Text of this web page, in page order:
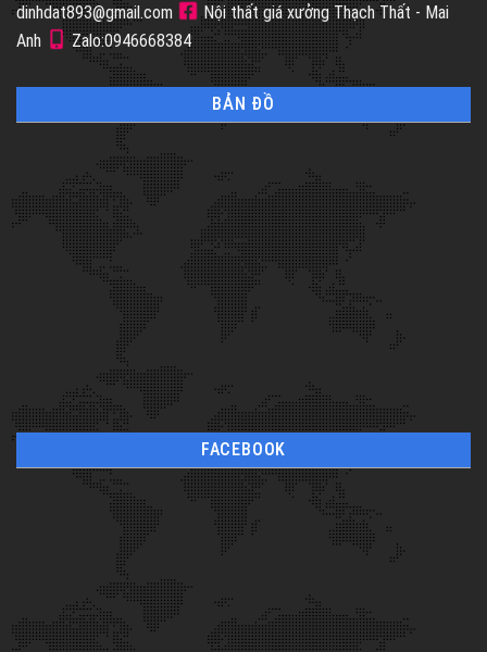
dinhdat893@gmail.com
Nội thất giá xưởng Thạch Thất - Mai
Anh
Zalo:0946668384
BẢN ĐỒ
FACEBOOK